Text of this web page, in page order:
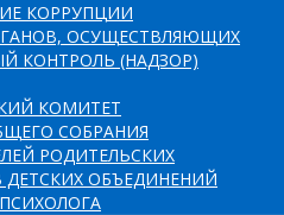
КОРРУПЦИИ
ОСУЩЕСТВЛЯЮЩИХ
КОНТРОЛЬ (НАДЗОР)
КОМИТЕТ
СОБРАНИЯ
РОДИТЕЛЬСКИХ
ОБЪЕДИНЕНИЙ